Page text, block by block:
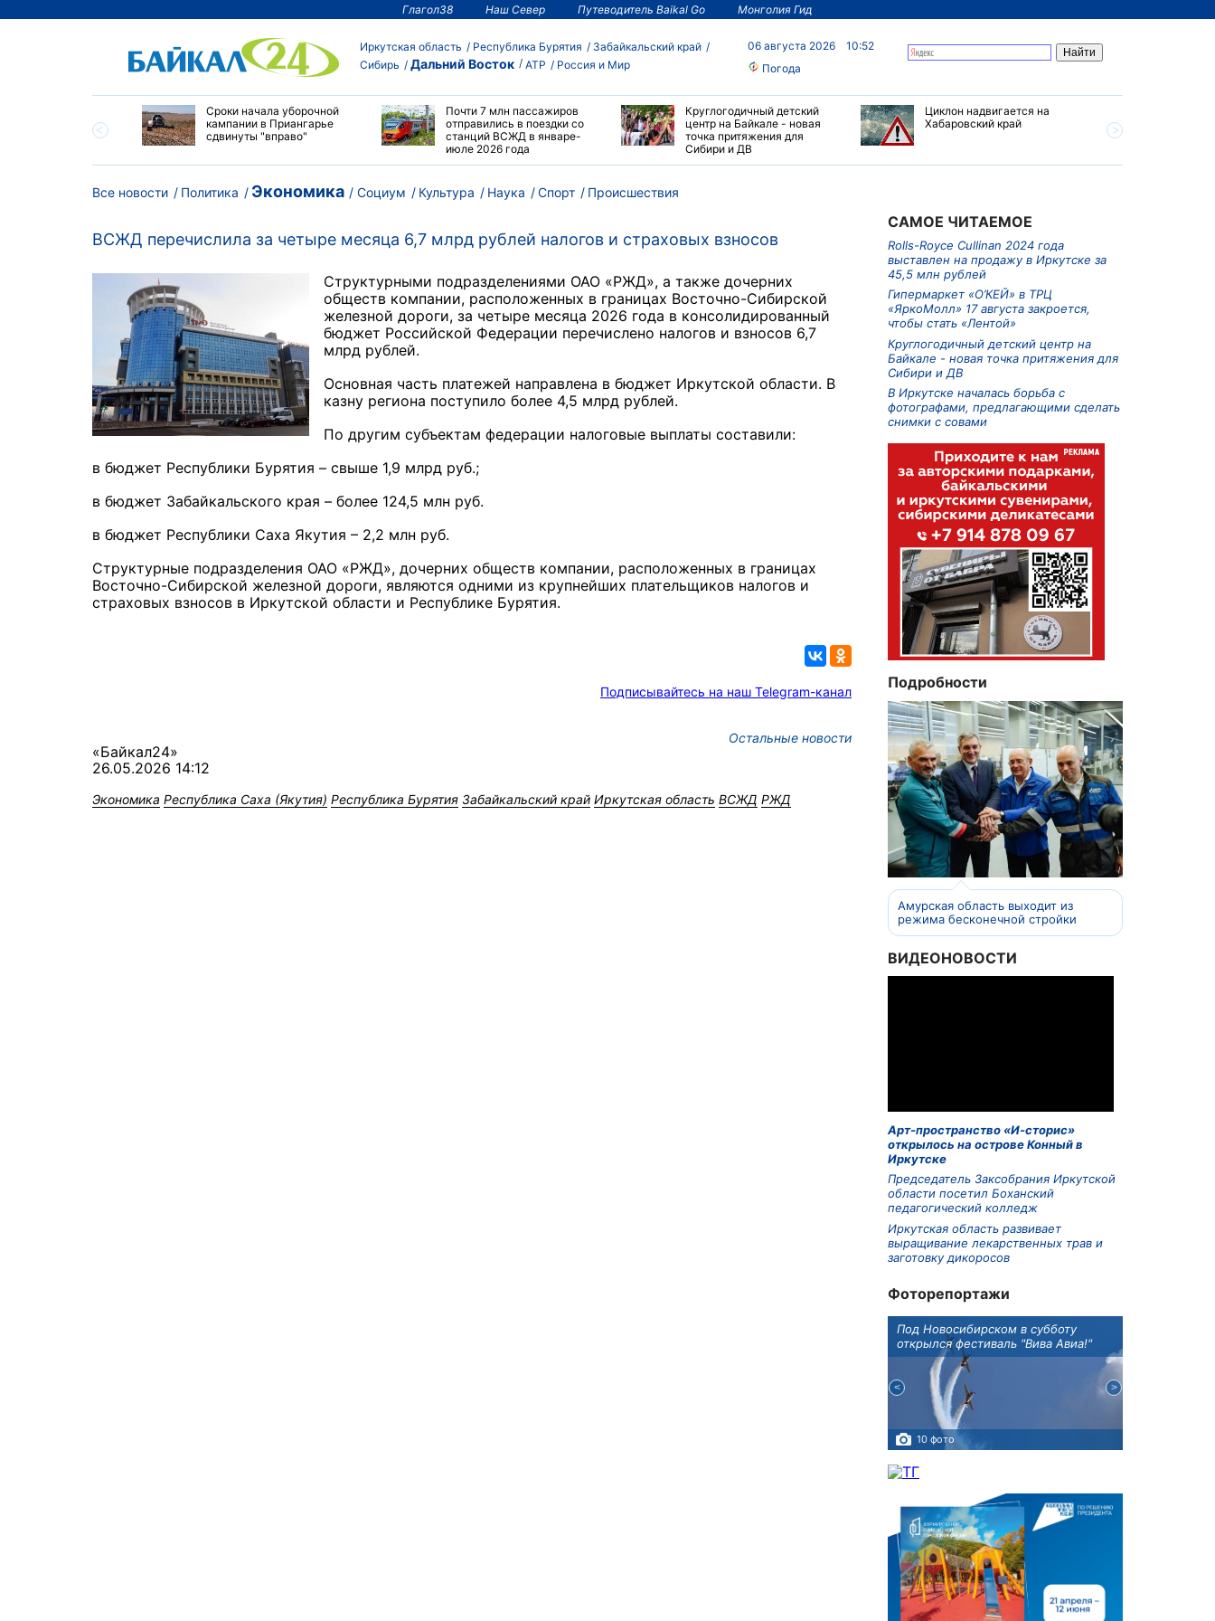
Глагол38 Наш Север Путеводитель Baikal Go Монголия Гид
Иркутская область Республика Бурятия
Забайкальский край
Сибирь
Дальний Восток АТР Россия и Мир
06 августа 2026
10:52
Погода
колледжах
Сроки начала уборочной
кампании в Приангарье
сдвинуты "вправо"
Почти 7 млн пассажиров
отправились в поездки со
станций ВСЖД в январе-
июле 2026 года
Круглогодичный детский
центр на Байкале - новая
точка притяжения для
Сибири и ДВ
Циклон надвигается на
Хабаровский край
Все новости Политика Экономика Социум Культура Наука Спорт Происшествия
ВСЖД перечислила за четыре месяца 6,7 млрд рублей налогов и страховых взносов
Структурными подразделениями ОАО «РЖД», а также дочерних
обществ компании, расположенных в границах Восточно-Сибирской
железной дороги, за четыре месяца 2026 года в консолидированный
бюджет Российской Федерации перечислено налогов и взносов 6,7
млрд рублей.
Основная часть платежей направлена в бюджет Иркутской области. В
казну региона поступило более 4,5 млрд рублей.
По другим субъектам федерации налоговые выплаты составили:
в бюджет Республики Бурятия – свыше 1,9 млрд руб.;
в бюджет Забайкальского края – более 124,5 млн руб.
в бюджет Республики Саха Якутия – 2,2 млн руб.
Структурные подразделения ОАО «РЖД», дочерних обществ компании, расположенных в границах
Восточно-Сибирской железной дороги, являются одними из крупнейших плательщиков налогов и
страховых взносов в Иркутской области и Республике Бурятия.
Подписывайтесь на наш Telegram-канал
Остальные новости
«Байкал24»
26.05.2026 14:12
Экономика Республика Саха (Якутия) Республика Бурятия Забайкальский край Иркутская область ВСЖД РЖД
САМОЕ ЧИТАЕМОЕ
Rolls-Royce Cullinan 2024 года
выставлен на продажу в Иркутске за
45,5 млн рублей
Гипермаркет «О’КЕЙ» в ТРЦ
«ЯркоМолл» 17 августа закроется,
чтобы стать «Лентой»
Круглогодичный детский центр на
Байкале - новая точка притяжения для
Сибири и ДВ
В Иркутске началась борьба с
фотографами, предлагающими сделать
снимки с совами
Подробности
Амурская область выходит из
режима бесконечной стройки
ВИДЕОНОВОСТИ
Арт-пространство «И-сторис»
открылось на острове Конный в
Иркутске
Председатель Заксобрания Иркутской
области посетил Боханский
педагогический колледж
Иркутская область развивает
выращивание лекарственных трав и
заготовку дикоросов
Фоторепортажи
Под Новосибирском в субботу
открылся фестиваль "Вива Авиа!"
10 фото